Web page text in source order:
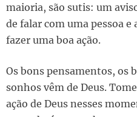
maioria, são sutis: um
de falar com uma pessoa
fazer uma boa ação.
Os bons pensamentos, os
sonhos vêm de Deus.
ação de Deus nesses